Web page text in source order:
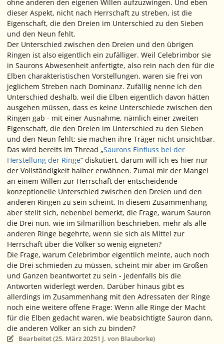
ohne anderen den eigenen Willen aufzuzwingen. Und eben
dieser Aspekt, nicht nach Herrschaft zu streben, ist die
Eigenschaft, die den Dreien im Unterschied zu den Sieben
und den Neun fehlt.
Der Unterschied zwischen den Dreien und den übrigen
Ringen ist also eigentlich ein zufälliger. Weil Celebrimbor sie
in Saurons Abwesenheit anfertigte, also rein nach den für die
Elben charakteristischen Vorstellungen, waren sie frei von
jeglichem Streben nach Dominanz. Zufällig nenne ich den
Unterschied deshalb, weil die Elben eigentlich davon hätten
ausgehen müssen, dass es keine Unterschiede zwischen den
Ringen gab - mit einer Ausnahme, nämlich einer zweiten
Eigenschaft, die den Dreien im Unterschied zu den Sieben
und den Neun fehlt: sie machen ihre Träger nicht unsichtbar.
Das wird bereits im Thread „Saurons Einfluss bei der
Herstellung der Ringe“ diskutiert, darum will ich es hier nur
der Vollständigkeit halber erwähnen. Zumal mir der Mangel
an einem Willen zur Herrschaft der entscheidende
konzeptionelle Unterschied zwischen den Dreien und den
anderen Ringen zu sein scheint. In diesem Zusammenhang
aber stellt sich, nebenbei bemerkt, die Frage, warum Sauron
die Drei nun, wie im Silmarillion beschrieben, mehr als alle
anderen Ringe begehrte, wenn sie sich als Mittel zur
Herrschaft über die Völker so wenig eigneten?
Die Frage, warum Celebrimbor eigentlich meinte, auch noch
die Drei schmieden zu müssen, scheint mir aber im Großen
und Ganzen beantwortet zu sein - jedenfalls bis die
Antworten widerlegt werden. Darüber hinaus gibt es
allerdings im Zusammenhang mit den Adressaten der Ringe
noch eine weitere offene Frage: Wenn alle Ringe der Macht
für die Elben gedacht waren, wie beabsichtigte Sauron dann,
die anderen Völker an sich zu binden?
Bearbeitet (25. März 20251 J. von Blauborke)